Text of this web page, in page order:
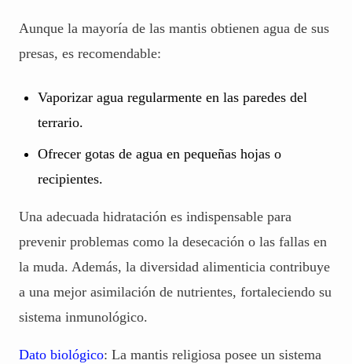
Aunque la mayoría de las mantis obtienen agua de sus
presas, es recomendable:
Vaporizar agua regularmente en las paredes del
terrario.
Ofrecer gotas de agua en pequeñas hojas o
recipientes.
Una adecuada hidratación es indispensable para
prevenir problemas como la desecación o las fallas en
la muda. Además, la diversidad alimenticia contribuye
a una mejor asimilación de nutrientes, fortaleciendo su
sistema inmunológico.
Dato biológico: La mantis religiosa posee un sistema